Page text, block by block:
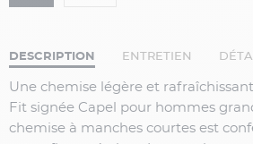
DESCRIPTION ENTRETIEN
Une chemise légère et
Fit signée Capel pour hommes
chemise à manches courtes est